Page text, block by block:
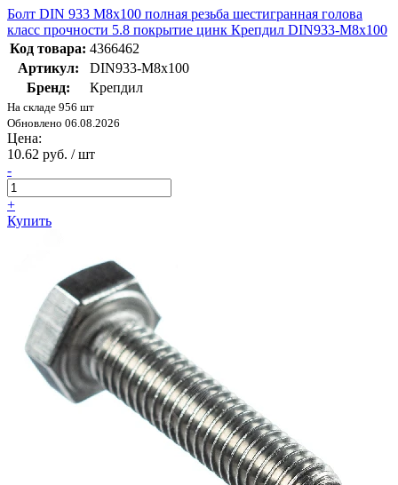
Болт DIN 933 М8х100 полная резьба шестигранная голова
класс прочности 5.8 покрытие цинк Крепдил DIN933-М8х100
Код товара: 4366462
Артикул:
DIN933-М8х100
Бренд:
Крепдил
На складе 956 шт
Обновлено 06.08.2026
Цена:
10.62 руб. / шт
-
+
Купить